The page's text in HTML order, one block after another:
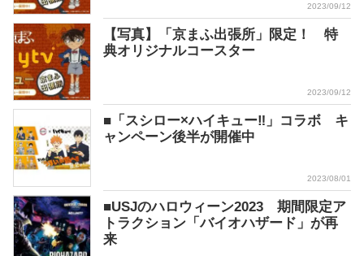
2023/09/12
【写真】「京まふ出張所」限定！ 特
典オリジナルコースター
2023/09/12
■「スシロー×ハイキュー‼」コラボ キ
ャンペーン後半が開催中
2023/08/01
■USJのハロウィーン2023 期間限定ア
トラクション「バイオハザード」が再
来